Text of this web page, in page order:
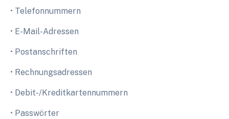
• Telefonnummern
• E-Mail-Adressen
• Postanschriften
• Rechnungsadressen
• Debit-/Kreditkartennummern
• Passwörter